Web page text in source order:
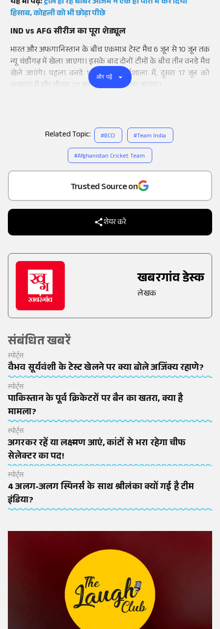
Add
as a
Trusted Source on
शेयर करें
खबरगांव डेस्क
लेखक
संबंधित खबरें
स्पोर्ट्स
वैभव सूर्यवंशी के टेस्ट खेलने पर क्या बोले अजिंक्य रहाणे?
स्पोर्ट्स
पाकिस्तान के पूर्व क्रिकेटरों पर बैन का खतरा, क्या है
मामला?
स्पोर्ट्स
अगरकर रहें या लक्ष्मण आएं, कांटों से भरा रहेगा चीफ
सेलेक्टर का पद!
स्पोर्ट्स
4 अलग-अलग स्पिनर्स के साथ श्रीलंका क्यों गई है टीम
इंडिया?
हिसाब, कोहली को भी छोड़ा पीछे
IND vs AFG सीरीज का पूरा शेड्यूल
भारत और अफगानिस्तान के बीच एकमात्र टेस्ट मैच 6 जून से 10 जून तक
न्यू चंडीगढ़ में खेला जाएगा। इसके बाद दोनों टीमों के बीच तीन वनडे मैच
खेले जाएंगे। पहला वनडे 14 जून को धर्मशाला में, दूसरा 17 जून को
लखनऊ में और तीसरा 20 जून को चेन्नई में खेला जाएगा।
और पढ़ें
Related Topic: #BCCI #Team India
#Afghanistan Cricket Team